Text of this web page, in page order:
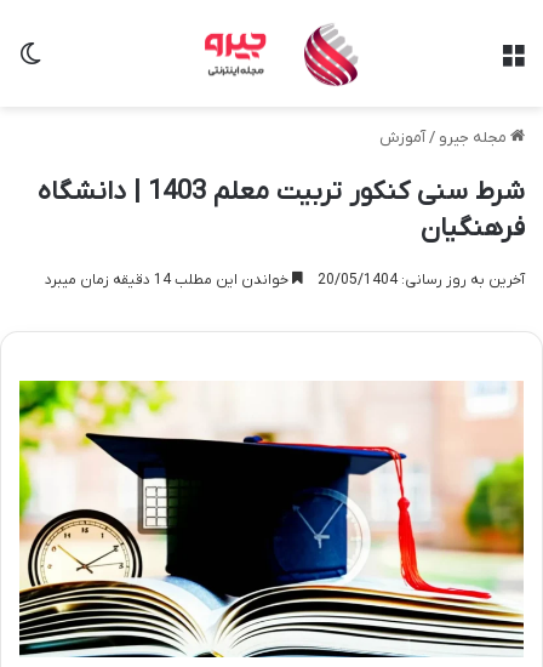
مجله جیرو /آموزش
شرط سنی کنکور تربیت معلم 1403 | دانشگاه
فرهنگیان
آخرین به روز رسانی: 20/05/1404 خواندن این مطلب 14 دقیقه زمان میبرد